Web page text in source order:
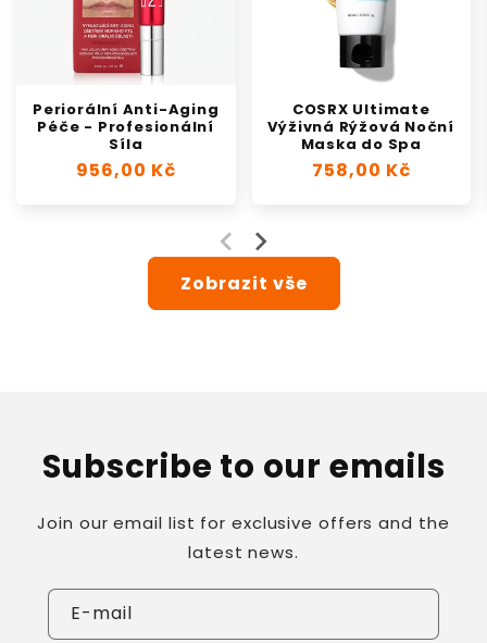
Periorální Anti-Aging
Péče - Profesionální
Síla
Běžná
956,00 Kč
COSRX Ultimate
Výživná Rýžová Noční
Maska do Spa
Běžná
758,00 Kč
Zobrazit vše
Subscribe to our emails
Join our email list for exclusive offers and the
latest news.
E-mail